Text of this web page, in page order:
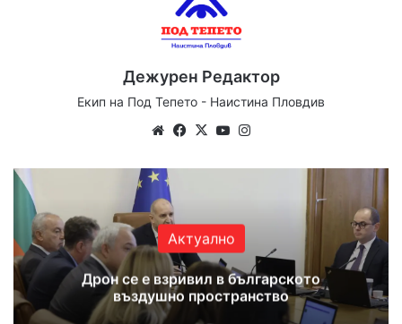
Дежурен Редактор
Екип на Под Тепето - Наистина Пловдив
WebsiteFacebook
X YouTube
Актуално
Дрон се е взривил в българското
въздушно пространство